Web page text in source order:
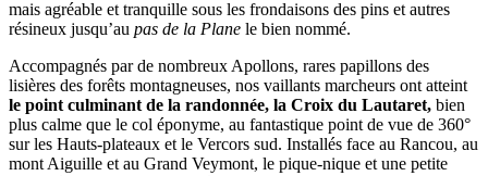
mais agréable et tranquille sous les frondaisons des pins et autres
résineux jusqu’au pas de la Plane le bien nommé.
Accompagnés par de nombreux Apollons, rares papillons des
lisières des forêts montagneuses, nos vaillants marcheurs ont atteint
le point culminant de la randonnée, la Croix du Lautaret, bien
plus calme que le col éponyme, au fantastique point de vue de 360°
sur les Hauts-plateaux et le Vercors sud. Installés face au Rancou, au
mont Aiguille et au Grand Veymont, le pique-nique et une petite